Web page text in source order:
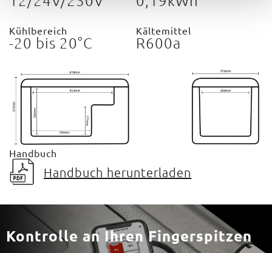
Kühlbereich
-20 bis 20°C
Kältemittel
R600a
Handbuch
Handbuch herunterladen
Kontrolle an Ihren Fingerspitzen